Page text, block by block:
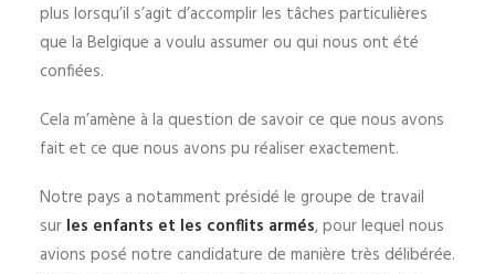
plus lorsqu’il s’agit d’accomplir les tâches particulières
que la Belgique a voulu assumer ou qui nous ont été
confiées.
Cela m’amène à la question de savoir ce que nous avons
fait et ce que nous avons pu réaliser exactement.
Notre pays a notamment présidé le groupe de travail
sur les enfants et les conflits armés, pour lequel nous
avions posé notre candidature de manière très délibérée.